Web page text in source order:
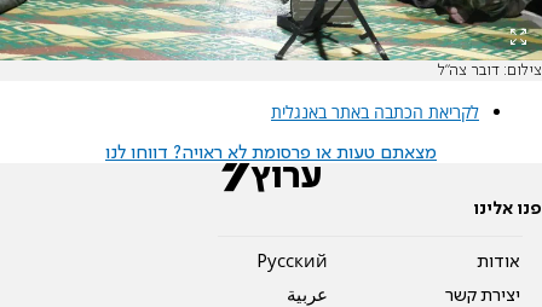
צילום: דובר צה"ל
לקריאת הכתבה באתר באנגלית
מצאתם טעות או פרסומת לא ראויה? דווחו לנו
פנו אלינו
אודות
יצירת קשר
Pусский
عربية